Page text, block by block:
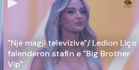
"Një magji televizive"/ Ledion Liço
falenderon stafin e "Big Brother
Vip"